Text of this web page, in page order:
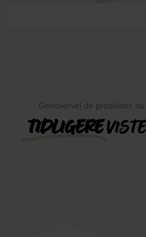
Genovervej de produkter,
TIDLIGERE